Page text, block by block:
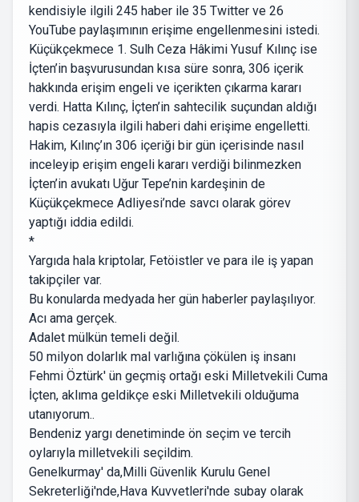
kendisiyle ilgili 245 haber ile 35 Twitter ve 26
YouTube paylaşımının erişime engellenmesini istedi.
Küçükçekmece 1. Sulh Ceza Hâkimi Yusuf Kılınç ise
İçten’in başvurusundan kısa süre sonra, 306 içerik
hakkında erişim engeli ve içerikten çıkarma kararı
verdi. Hatta Kılınç, İçten’in sahtecilik suçundan aldığı
hapis cezasıyla ilgili haberi dahi erişime engelletti.
Hakim, Kılınç’ın 306 içeriği bir gün içerisinde nasıl
inceleyip erişim engeli kararı verdiği bilinmezken
İçten’in avukatı Uğur Tepe’nin kardeşinin de
Küçükçekmece Adliyesi’nde savcı olarak görev
yaptığı iddia edildi.
*
Yargıda hala kriptolar, Fetöistler ve para ile iş yapan
takipçiler var.
Bu konularda medyada her gün haberler paylaşılıyor.
Acı ama gerçek.
Adalet mülkün temeli değil.
50 milyon dolarlık mal varlığına çökülen iş insanı
Fehmi Öztürk' ün geçmiş ortağı eski Milletvekili Cuma
İçten, aklıma geldikçe eski Milletvekili olduğuma
utanıyorum..
Bendeniz yargı denetiminde ön seçim ve tercih
oylarıyla milletvekili seçildim.
Genelkurmay' da,Milli Güvenlik Kurulu Genel
Sekreterliği'nde,Hava Kuvvetleri'nde subay olarak